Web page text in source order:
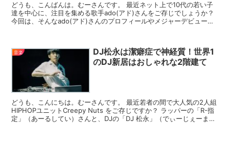
どうも、こんばんは。むーさんです。 最近ネット上で10代の若い子
達を中心に、注目を集める歌手ado(アド)さんをご存じでしょうか？
今回は、そんなado(アド)さんのプロフィールやメジャーデビューま
音楽
DJ松永は潔癖症で神経質！世界1
のDJ新居はおしゃれな2階建て
どうも、こんにちは。むーさんです。 最近若者の間で大人気の2人組
HIPHOPユニットCreepy Nuts をご存じですか？ ラッパーの「R-指
定」（あーるしてい）さんと、DJの「DJ 松永」（でぃーじぇーまつ